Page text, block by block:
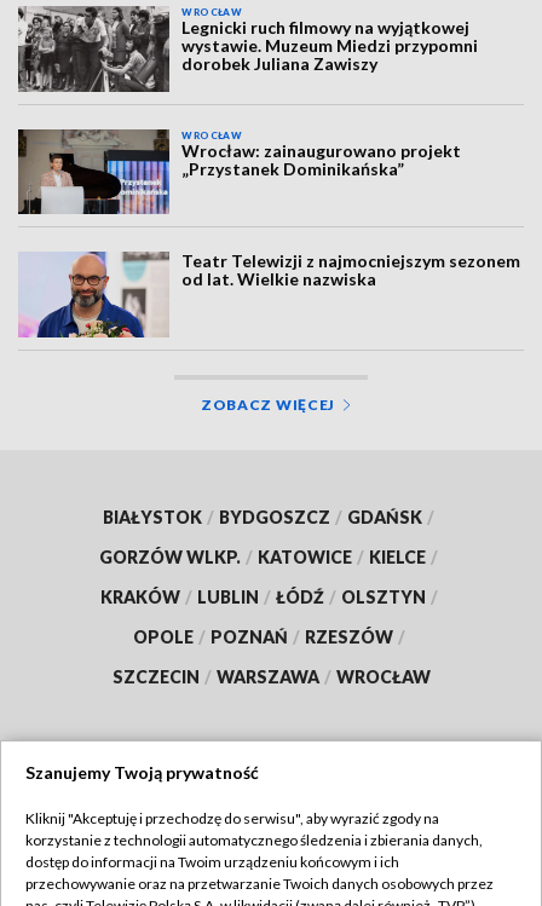
WROCŁAW
Legnicki ruch filmowy na wyjątkowej
wystawie. Muzeum Miedzi przypomni
dorobek Juliana Zawiszy
WROCŁAW
Wrocław: zainaugurowano projekt
„Przystanek Dominikańska”
Teatr Telewizji z najmocniejszym sezonem
od lat. Wielkie nazwiska
ZOBACZ WIĘCEJ
BIAŁYSTOK / BYDGOSZCZ / GDAŃSK /
GORZÓW WLKP. / KATOWICE / KIELCE /
KRAKÓW / LUBLIN / ŁÓDŹ / OLSZTYN /
OPOLE / POZNAŃ / RZESZÓW /
SZCZECIN / WARSZAWA / WROCŁAW
TVP
Abonament TVP
Regulamin TVP
Szanujemy Twoją prywatność
Kliknij "Akceptuję i przechodzę do serwisu", aby wyrazić zgody na
korzystanie z technologii automatycznego śledzenia i zbierania danych,
dostęp do informacji na Twoim urządzeniu końcowym i ich
przechowywanie oraz na przetwarzanie Twoich danych osobowych przez